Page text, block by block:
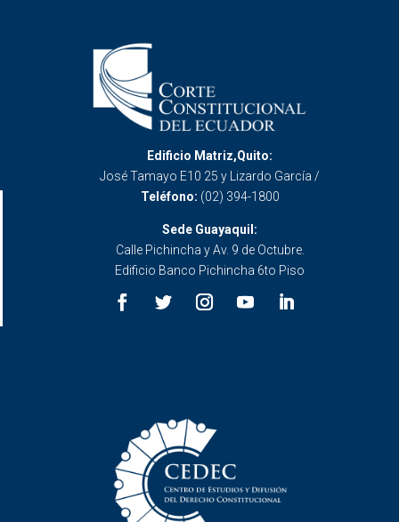
Edificio Matriz,Quito:
José Tamayo E10 25 y Lizardo García /
Teléfono: (02) 394-1800
Sede Guayaquil:
Calle Pichincha y Av. 9 de Octubre.
Edificio Banco Pichincha 6to Piso